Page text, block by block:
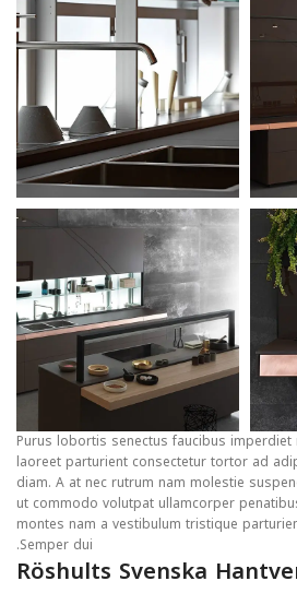
Purus lobortis senectus faucibus
laoreet parturient consectetur tortor ad
diam. A at nec rutrum nam molestie
ut commodo volutpat ullamcorper
montes nam a vestibulum tristique
Semper dui.